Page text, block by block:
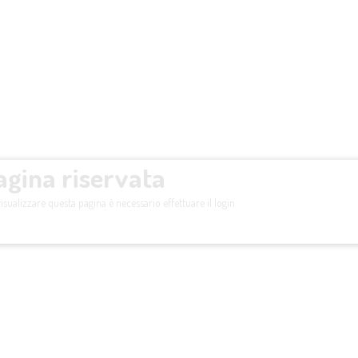
riservata
questa pagina è necessario effettuare il login